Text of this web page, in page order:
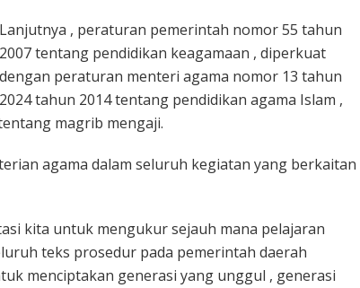
Lanjutnya , peraturan pemerintah nomor 55 tahun
2007 tentang pendidikan keagamaan , diperkuat
dengan peraturan menteri agama nomor 13 tahun
2024 tahun 2014 tentang pendidikan agama Islam ,
magrib mengaji.
agama dalam seluruh kegiatan yang berkaitan
kita untuk mengukur sejauh mana pelajaran
teks prosedur pada pemerintah daerah
menciptakan generasi yang unggul , generasi